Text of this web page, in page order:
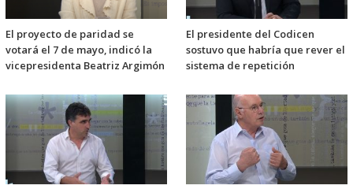
El proyecto de paridad se
votará el 7 de mayo, indicó la
vicepresidenta Beatriz Argimón
El presidente del Codicen
sostuvo que habría que rever el
sistema de repetición